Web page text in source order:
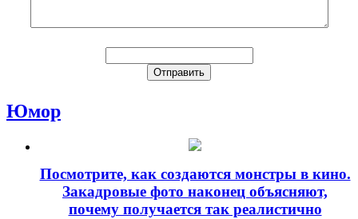
Юмор
Посмотрите, как создаются монстры в кино.
Закадровые фото наконец объясняют,
почему получается так реалистично